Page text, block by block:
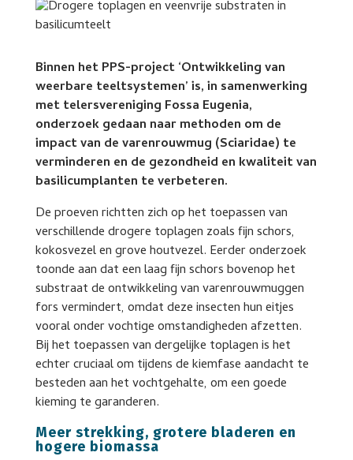
Binnen het PPS-project ‘Ontwikkeling van
weerbare teeltsystemen’ is, in samenwerking
met telersvereniging Fossa Eugenia,
onderzoek gedaan naar methoden om de
impact van de varenrouwmug (Sciaridae) te
verminderen en de gezondheid en kwaliteit van
basilicumplanten te verbeteren.
De proeven richtten zich op het toepassen van
verschillende drogere toplagen zoals fijn schors,
kokosvezel en grove houtvezel. Eerder onderzoek
toonde aan dat een laag fijn schors bovenop het
substraat de ontwikkeling van varenrouwmuggen
fors vermindert, omdat deze insecten hun eitjes
vooral onder vochtige omstandigheden afzetten.
Bij het toepassen van dergelijke toplagen is het
echter cruciaal om tijdens de kiemfase aandacht te
besteden aan het vochtgehalte, om een goede
kieming te garanderen.
Meer strekking, grotere bladeren en
hogere biomassa